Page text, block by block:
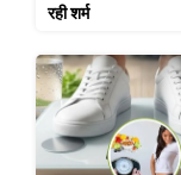
रही शर्म